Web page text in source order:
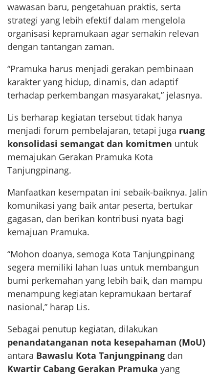
wawasan baru, pengetahuan praktis, serta
strategi yang lebih efektif dalam mengelola
organisasi kepramukaan agar semakin relevan
dengan tantangan zaman.
“Pramuka harus menjadi gerakan pembinaan
karakter yang hidup, dinamis, dan adaptif
terhadap perkembangan masyarakat,” jelasnya.
Lis berharap kegiatan tersebut tidak hanya
menjadi forum pembelajaran, tetapi juga ruang
konsolidasi semangat dan komitmen untuk
memajukan Gerakan Pramuka Kota
Tanjungpinang.
Manfaatkan kesempatan ini sebaik-baiknya. Jalin
komunikasi yang baik antar peserta, bertukar
gagasan, dan berikan kontribusi nyata bagi
kemajuan Pramuka.
“Mohon doanya, semoga Kota Tanjungpinang
segera memiliki lahan luas untuk membangun
bumi perkemahan yang lebih baik, dan mampu
menampung kegiatan kepramukaan bertaraf
nasional,” harap Lis.
Sebagai penutup kegiatan, dilakukan
penandatanganan nota kesepahaman (MoU)
antara Bawaslu Kota Tanjungpinang dan
Kwartir Cabang Gerakan Pramuka yang